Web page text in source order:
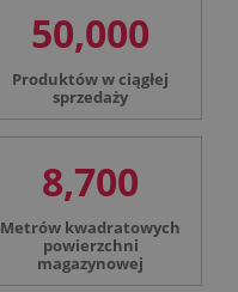
50,000
Produktów w ciągłej
sprzedaży
8,700
Metrów kwadratowych
powierzchni
magazynowej